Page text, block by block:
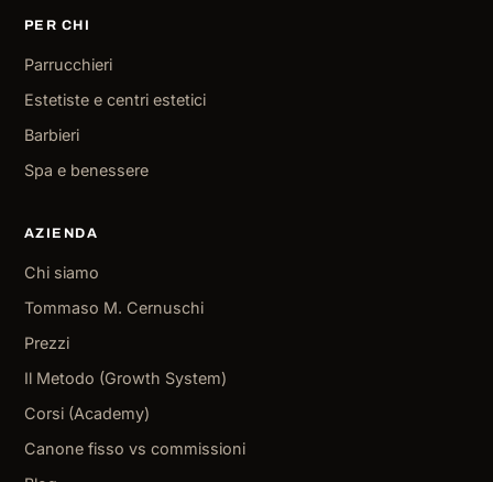
PER CHI
Parrucchieri
Estetiste e centri estetici
Barbieri
Spa e benessere
AZIENDA
Chi siamo
Tommaso M. Cernuschi
Prezzi
Il Metodo (Growth System)
Corsi (Academy)
Canone fisso vs commissioni